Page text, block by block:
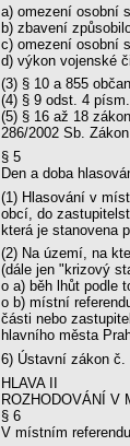
a) omezení osobní
b) zbavení
c) omezení osobní
d) výkon vojenské
(3) § 10 a 855
(4) § 9 odst. 4
(5) § 16 až 18
286/2002 Sb.
§ 5
Den a doba
(1) Hlasování v
obcí, do
která je stanovena
(2) Na území, na
(dále jen "krizový
o a) běh lhůt podle
o b) místní
části nebo
hlavního města
6) Ústavní zákon č.
HLAVA II
ROZHODOVÁNÍ V
§ 6
V místním